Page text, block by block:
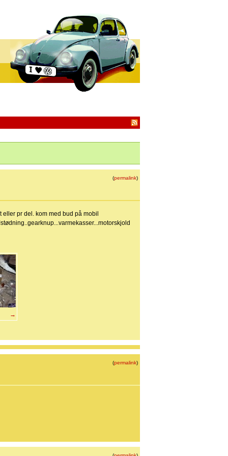
(permalink)
pr del. kom med bud på mobil
→
(permalink)